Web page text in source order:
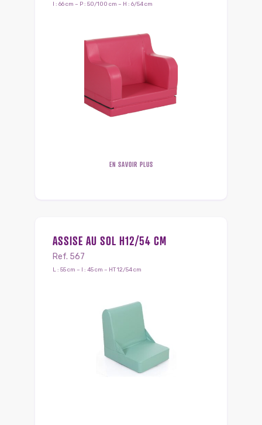
l : 66 cm – P : 50/100 cm – H : 6/54 cm
EN SAVOIR PLUS
ASSISE AU SOL H12/54 CM
Ref. 567
L : 55 cm – l : 45 cm – HT 12/54 cm